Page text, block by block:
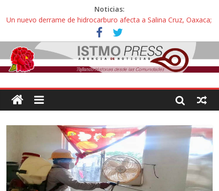
Noticias:
Un nuevo derrame de hidrocarburo afecta a Salina Cruz, Oaxaca;
ahora pescadores de Salinas del Marqués denuncian daños de
Pemex
Ángel, el joven autista expulsado por la Universidad Bienestar de
Ixtepec, Oaxaca vuelve a las aulas tras amparo
Familiares de periodista Alejandro Leyva se reúnen con titular de
intelectuales de su asesinato
Alertan pescadores de Juchitán, Oaxaca de nuevo despojo de su
Pescadores y comuneros ikoots detienen la extracción ilegal de
material pétreo de gravera Oyamel